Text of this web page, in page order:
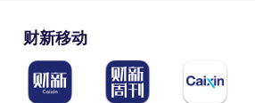
财新移动